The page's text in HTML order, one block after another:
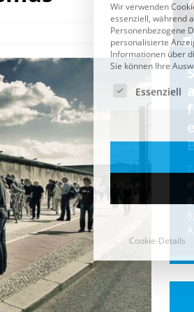
Ampel wollen nach
wieder Afghanen
Zeit für ein
und die CDU
Wähler für dumm! Weil die
wegen der von Afghanen
kippte, wurden die
der[...]
Cookie-Details